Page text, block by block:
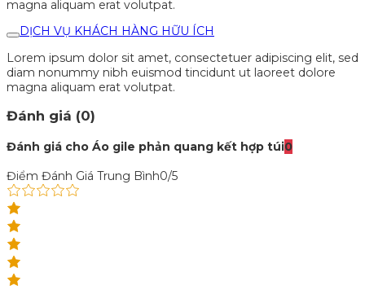
magna aliquam erat volutpat.
DỊCH VỤ KHÁCH HÀNG HỮU ÍCH
Lorem ipsum dolor sit amet, consectetuer adipiscing elit, sed
diam nonummy nibh euismod tincidunt ut laoreet dolore
magna aliquam erat volutpat.
Đánh giá (0)
Đánh giá cho Áo gile phản quang kết hợp túi0
Điểm Đánh Giá Trung Bình0/5